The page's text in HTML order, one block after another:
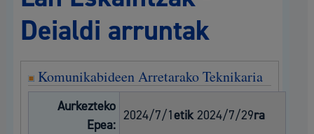
Deialdi arruntak
Komunikabideen Arretarako Teknikaria
Aurkezteko
Epea:
2024/7/1etik2024/7/29ra